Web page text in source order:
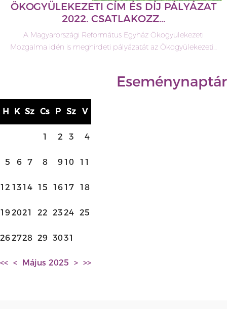
ÖKOGYÜLEKEZETI CÍM ÉS DÍJ PÁLYÁZAT
2022. CSATLAKOZZ…
A Magyarországi Református Egyház Ökogyülekezeti
Mozgalma idén is meghirdeti pályázatát az Ökogyülekezeti…
Eseménynaptár
<< < Május 2025 > >>
H K Sz Cs P Sz V
1 2 3 4
5 6 7 8 9 10 11
12 1314 15 1617 18
19 2021 22 2324 25
262728 29 3031